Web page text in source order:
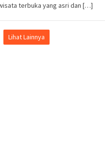
terbuka yang asri dan […]
Lihat Lainnya